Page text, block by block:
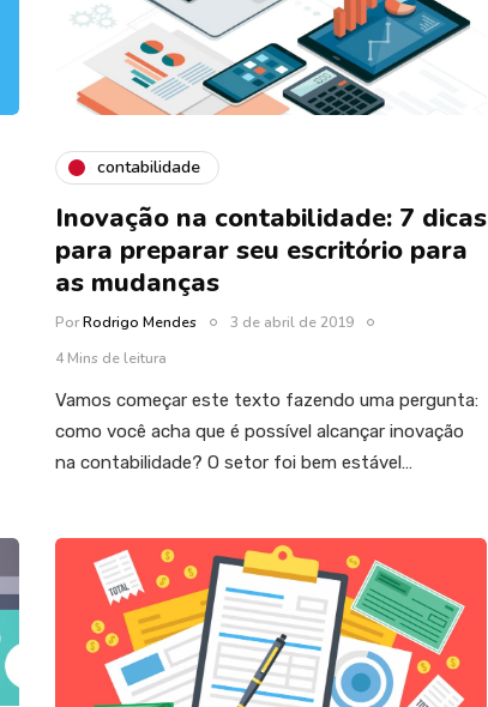
contabilidade
Inovação na contabilidade: 7 dicas
para preparar seu escritório para
as mudanças
PorRodrigo Mendes
3 de abril de 2019
4 Mins de leitura
Vamos começar este texto fazendo uma pergunta:
como você acha que é possível alcançar inovação
na contabilidade? O setor foi bem estável…